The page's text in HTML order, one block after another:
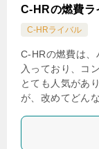
C-HRの燃費ラ
C-HRライバル
C-HRの燃費は、
入っており、コ
とても人気があ
が、改めてどん